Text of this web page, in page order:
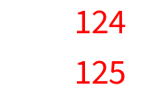
124
125